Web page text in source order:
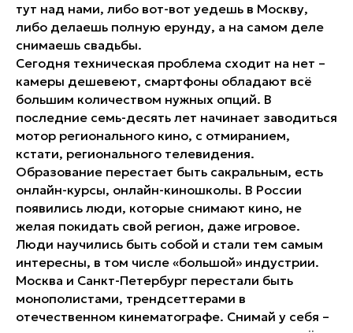
тут над нами, либо вот-вот уедешь в Москву,
либо делаешь полную ерунду, а на самом деле
снимаешь свадьбы.
Сегодня техническая проблема сходит на нет –
камеры дешевеют, смартфоны обладают всё
большим количеством нужных опций. В
последние семь-десять лет начинает заводиться
мотор регионального кино, с отмиранием,
кстати, регионального телевидения.
Образование перестает быть сакральным, есть
онлайн-курсы, онлайн-киношколы. В России
появились люди, которые снимают кино, не
желая покидать свой регион, даже игровое.
Люди научились быть собой и стали тем самым
интересны, в том числе «большой» индустрии.
Москва и Санкт-Петербург перестали быть
монополистами, трендсеттерами в
отечественном кинематографе. Снимай у себя –